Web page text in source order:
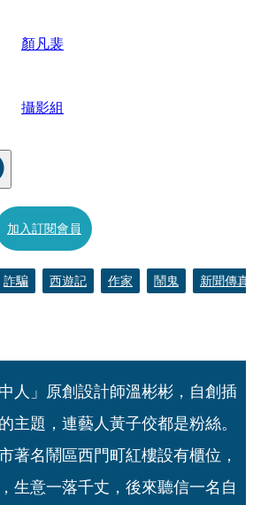
顏凡裴
攝影組
加入訂閱會員
詐騙 西遊記 作家 鬧鬼
新聞傳真
人」原創設計師溫彬彬，自創插
主題，連藝人黃子佼都是粉絲。
著名鬧區西門町紅樓設有櫃位，
生意一落千丈，後來聽信一名自